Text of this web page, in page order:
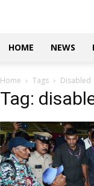
HOME NEWS
Home Tags Disabled
Tag: